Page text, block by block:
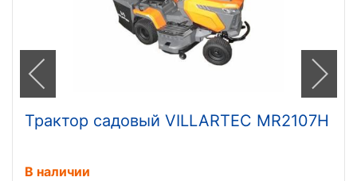
Трактор садовый VILLARTEC MR2107H
В наличии